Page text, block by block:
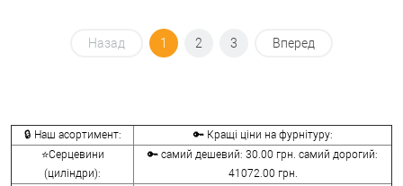
Назад 1 2 3 Вперед
🔒 Наш асортимент:
🔑 Кращі ціни на фурнітуру:
⭐Серцевини
(циліндри):
🔑 самий дешевий: 30.00 грн. самий дорогий:
41072.00 грн.